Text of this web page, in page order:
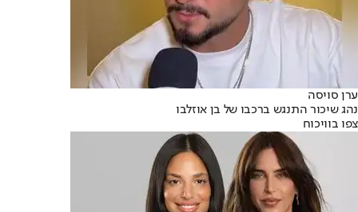
ערן סויסה
נהג שיכור התנגש ברכבו של בן אוזלבו
צפו בוויכוח